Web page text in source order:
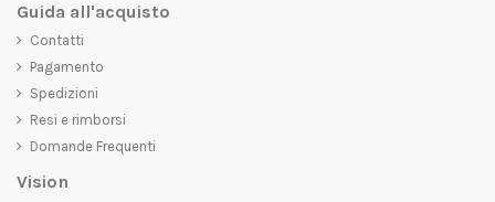
Guida all'acquisto
Contatti
Pagamento
Spedizioni
Resi e rimborsi
Domande Frequenti
Vision